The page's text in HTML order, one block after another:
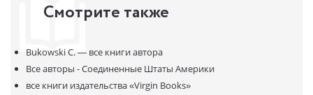
Смотрите также
Bukowski C. — все книги автора
Все авторы - Соединенные Штаты Америки
все книги издательства«Virgin Books»